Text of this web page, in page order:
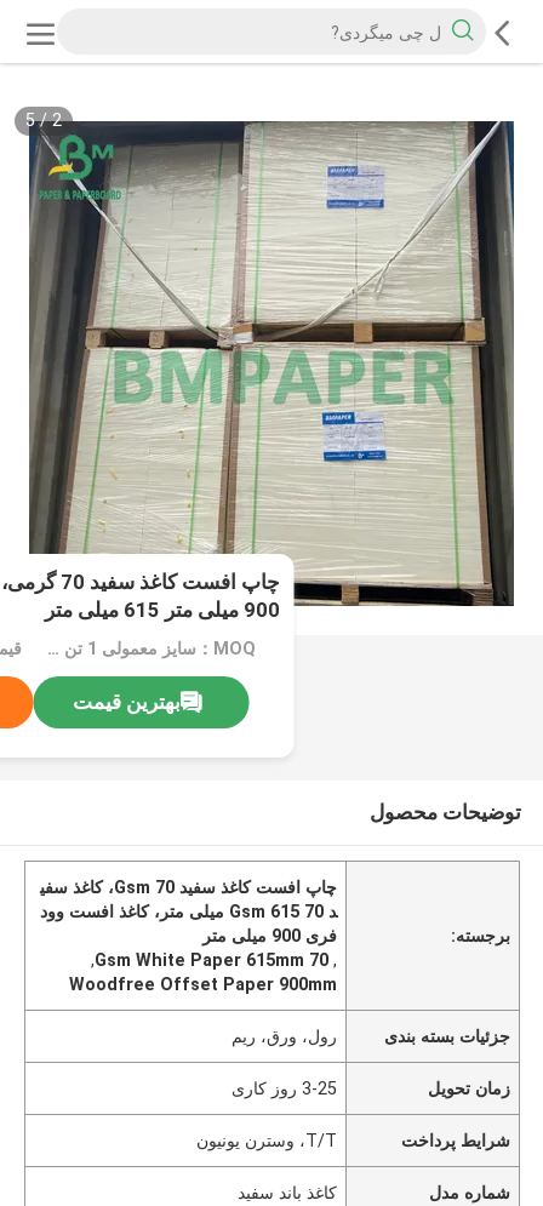
2
/
5
چاپ افست
900 میلی متر 615 میلی متر
MOQ：سایز معمولی 1 تن سایز ویژه 5 تن
بهترین قیمت
توضیحات محصول
برجسته:
چاپ افست کاغذ سفید 70 Gsm، کاغذ سفی
د 70 Gsm 615 میلی متر، کاغذ افست وود
فری 900 میلی متر
,
70 Gsm White Paper 615mm
,
Woodfree Offset Paper 900mm
جزئیات بسته بندی رول، ورق، ریم
زمان تحویل 3-25 روز کاری
شرایط پرداخت T/T، وسترن یونیون
شماره مدل کاغذ باند سفید